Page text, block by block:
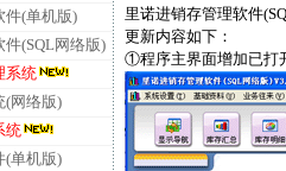
件(单机版)
(SQL网络版)
系统
(网络版)
统
(单机版)
里诺进销存管理软件
更新内容如下：
①程序主界面增加已打